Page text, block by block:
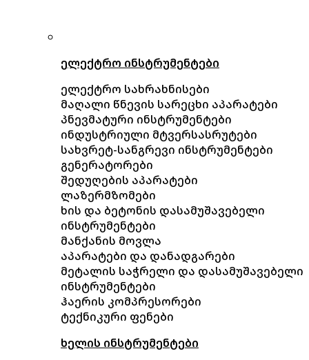
ელექტრო ინსტრუმენტები
ელექტრო სახრახნისები
მაღალი წნევის სარეცხი აპარატები
პნევმატური ინსტრუმენტები
ინდუსტრიული მტვერსასრუტები
სახვრეტ-სანგრევი ინსტრუმენტები
გენერატორები
შედუღების აპარატები
ლაზერმზომები
ხის და ბეტონის დასამუშავებელი
ინსტრუმენტები
მანქანის მოვლა
აპარატები და დანადგარები
მეტალის საჭრელი და დასამუშავებელი
ინსტრუმენტები
ჰაერის კომპრესორები
ტექნიკური ფენები
ხელის ინსტრუმენტები